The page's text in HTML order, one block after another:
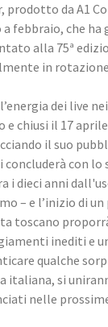
prodotto da A1
febbraio, che ha
alla 75ª
in
dei live
e chiusi il 17
il suo
concluderà con lo
i dieci anni
– e l’inizio di
toscano
inediti e
qualche
italiana, si
nelle